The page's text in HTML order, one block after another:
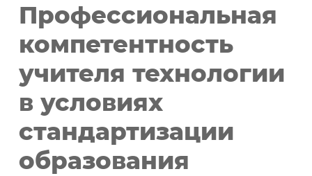
Профессиональная
компетентность
учителя технологии
в условиях
стандартизации
образования